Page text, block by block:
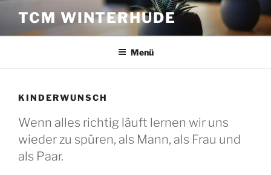
Inhalt
springen
TCM WINTERHUDE
Menü
KINDERWUNSCH
Wenn alles richtig läuft lernen wir uns
wieder zu spüren, als Mann, als Frau und
als Paar.